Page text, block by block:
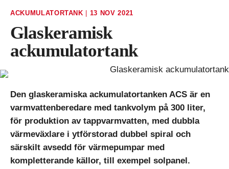
ACKUMULATORTANK 13 NOV 2021
Glaskeramisk
ackumulatortank
Den glaskeramiska ackumulatortanken ACS är en
varmvattenberedare med tankvolym på 300 liter,
för produktion av tappvarmvatten, med dubbla
värmeväxlare i ytförstorad dubbel spiral och
särskilt avsedd för värmepumpar med
kompletterande källor, till exempel solpanel.